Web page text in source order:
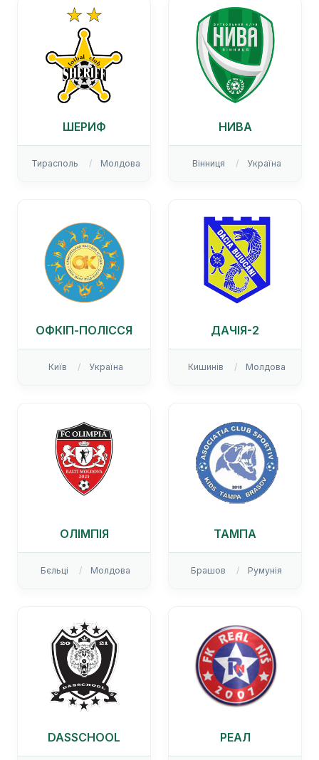
ШЕРИФ
Тирасполь Молдова
НИВА
Вінниця Україна
ОФКІП-ПОЛІССЯ
Київ Україна
ДАЧІЯ-2
Кишинів Молдова
ОЛІМПІЯ
Бєльці Молдова
ТАМПА
Брашов Румунія
DASSCHOOL РЕАЛ